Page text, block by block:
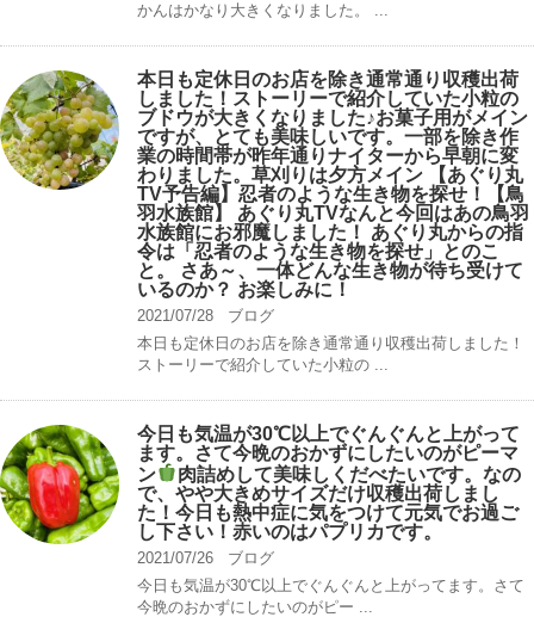
かんはかなり大きくなりました。 ...
本日も定休日のお店を除き通常通り収穫出荷
しました！ストーリーで紹介していた小粒の
ブドウが大きくなりました♪お菓子用がメイン
ですが、とても美味しいです。一部を除き作
業の時間帯が昨年通りナイターから早朝に変
わりました。草刈りは夕方メイン 【あぐり丸
TV予告編】忍者のような生き物を探せ！【鳥
羽水族館】 あぐり丸TVなんと今回はあの鳥羽
水族館にお邪魔しました！ あぐり丸からの指
令は「忍者のような生き物を探せ」とのこ
と。 さあ～、一体どんな生き物が待ち受けて
いるのか？ お楽しみに！
2021/07/28
ブログ
本日も定休日のお店を除き通常通り収穫出荷しました！
ストーリーで紹介していた小粒の ...
今日も気温が30℃以上でぐんぐんと上がって
ます。さて今晩のおかずにしたいのがピーマ
ン
肉詰めして美味しくだべたいです。なの
で、やや大きめサイズだけ収穫出荷しまし
た！今日も熱中症に気をつけて元気でお過ご
し下さい！赤いのはパプリカです。
2021/07/26
ブログ
今日も気温が30℃以上でぐんぐんと上がってます。さて
今晩のおかずにしたいのがピー ...